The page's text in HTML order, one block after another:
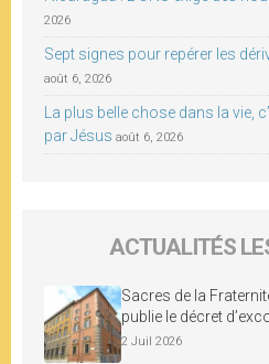
2026
Sept signes pour repérer les
août 6, 2026
La plus belle chose dans la vie,
par Jésus août 6, 2026
ACTUALITÉS
Sacres de la
publie le décret
2 Juil 2026